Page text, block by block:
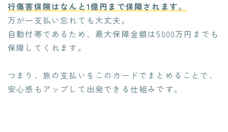
行傷害保険はなんと1億円まで保障されます。
万が一支払い忘れても大丈夫。
自動付帯であるため、最大保障金額は5000万円までも
保障してくれます。
つまり、旅の支払いをこのカードでまとめることで、
安心感もアップして出発できる仕組みです。